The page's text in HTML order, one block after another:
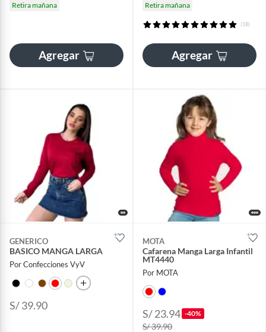
Retira mañana
Agregar
Retira mañana
(18)
Agregar
GENERICO
BASICO MANGA LARGA
Por Confecciones VyV
S/ 39.90
MOTA
Cafarena Manga Larga Infantil
MT4440
Por MOTA
S/ 23.94 -40%
S/ 39.90